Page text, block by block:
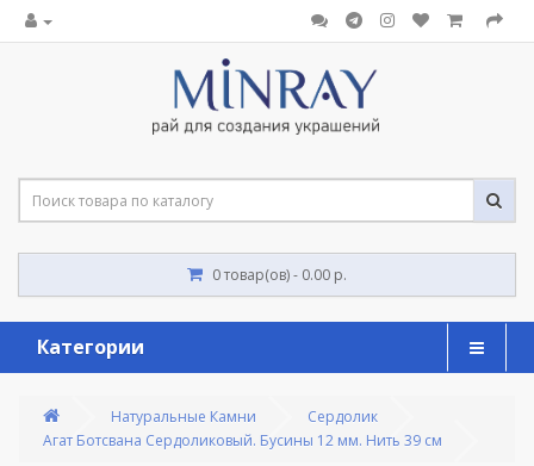
0 товар(ов) - 0.00 р.
Категории
Натуральные Камни
Сердолик
Агат Ботсвана Сердоликовый. Бусины 12 мм. Нить 39 см